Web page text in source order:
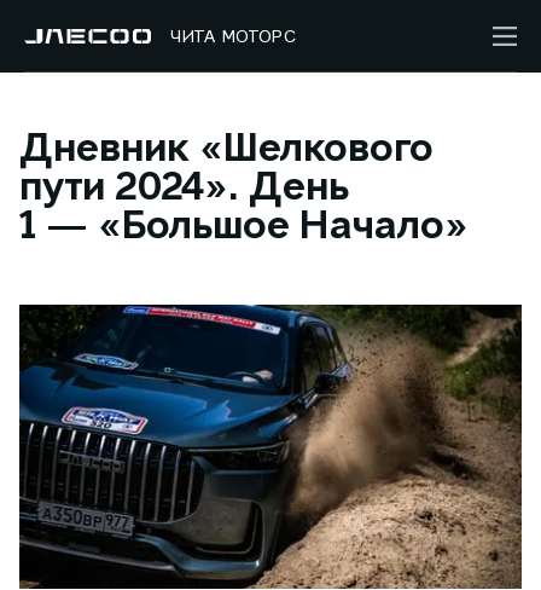
ЧИТА МОТОРС
Дневник «Шелкового
пути 2024». День
1 — «Большое Начало»